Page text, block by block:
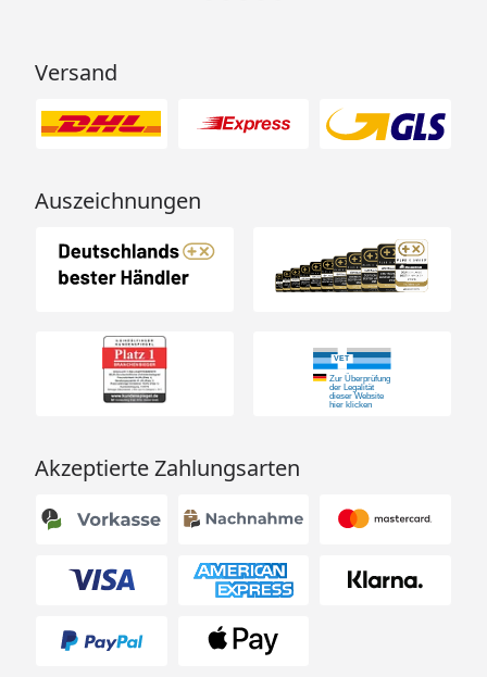
Versand
Auszeichnungen
Akzeptierte Zahlungsarten